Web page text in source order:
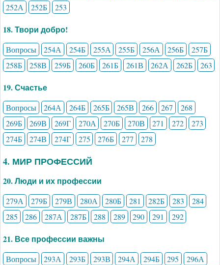
252А
252Б 253
18. Твори добро!
Вопросы 254А 254Б 255А 255Б 256А 256Б
257Б
258Б
258В 259Б 260Б 261Б 261В 262А 262Б 263
19. Счастье
Вопросы 264А 264Б 265Б 265В 266 267
268
269Б
269В 269Г 270А 270Б 270В 271 272
273
274Б
274В 274Г 275 276Б 277 278
4. МИР ПРОФЕССИЙ
20. Люди и их профессии
279А 279Б 279В 280А 280Б 281 282Б 283
284
285
286 287А 287Б 288 289 290 291 292
21. Все профессии важны
Вопросы 293А 293Б 293В 294А 294Б 295
296А